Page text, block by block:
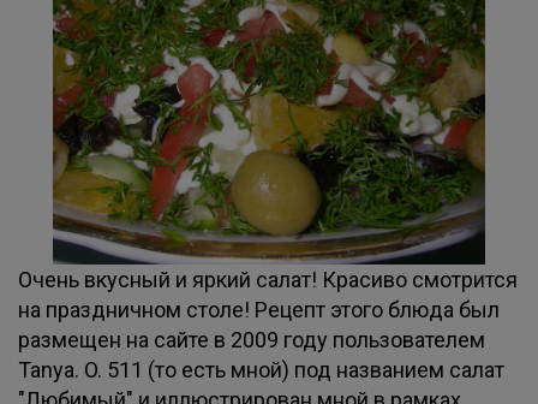
Очень вкусный и яркий салат! Красиво смотрится
на праздничном столе! Рецепт этого блюда был
размещен на сайте в 2009 году пользователем
Tanya. O. 511 (то есть мной) под названием салат